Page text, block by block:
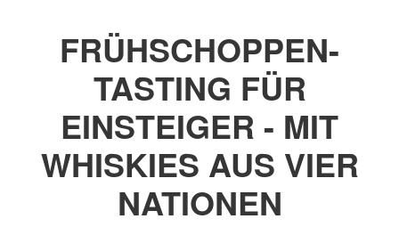
FRÜHSCHOPPEN-
TASTING FÜR
EINSTEIGER - MIT
WHISKIES AUS VIER
NATIONEN